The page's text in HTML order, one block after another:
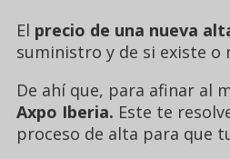
El precio de una nueva
suministro y de si existe o
De ahí que, para afinar al
Axpo Iberia. Este te
proceso de alta para que